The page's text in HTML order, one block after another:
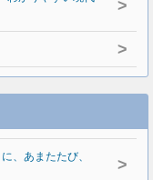
>
>
、あまたたび、
>